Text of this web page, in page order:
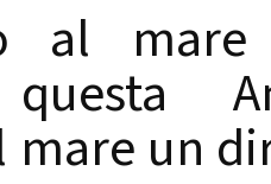
al mare
mare un